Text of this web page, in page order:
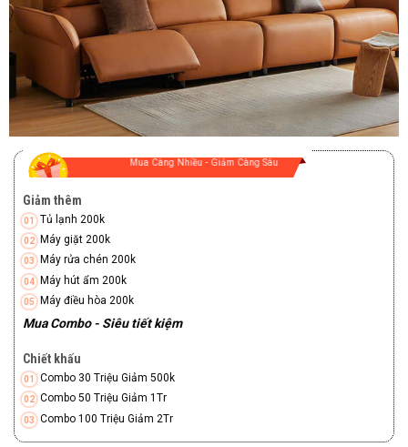
Mua Càng Nhiều - Giảm Càng Sâu
Giảm thêm
Tủ lạnh 200k
Máy giặt 200k
Máy rửa chén 200k
Máy hút ẩm 200k
Máy điều hòa 200k
Mua Combo - Siêu tiết kiệm
Chiết khấu
Combo 30 Triệu Giảm 500k
Combo 50 Triệu Giảm 1Tr
Combo 100 Triệu Giảm 2Tr